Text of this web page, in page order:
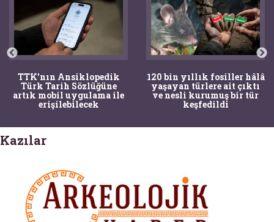
TTK'nın Ansiklopedik
Türk Tarih Sözlüğüne
artık mobil uygulama ile
erişilebilecek
120 bin yıllık fosiller hâlâ
yaşayan türlere ait çıktı
ve nesli kurumuş bir tür
keşfedildi
Kazılar